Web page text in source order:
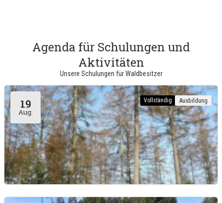
Agenda für Schulungen und
Aktivitäten
Unsere Schulungen für Waldbesitzer
19
Aug.
Vollständig Ausbildung
Viroinval